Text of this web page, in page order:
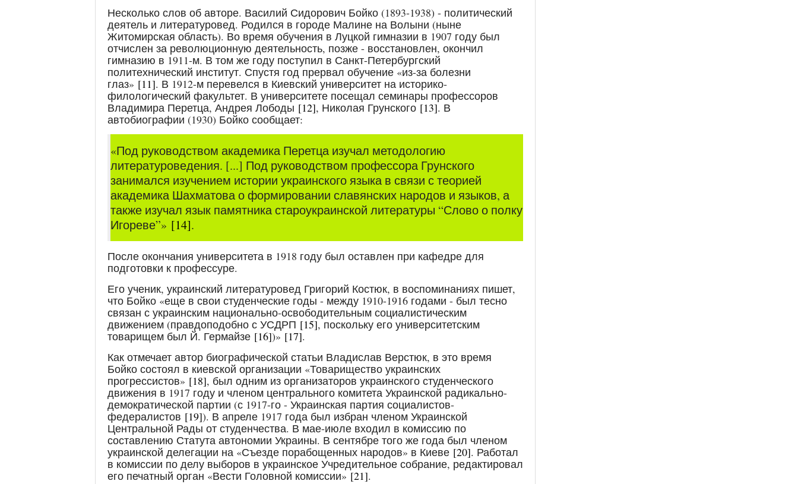
Несколько слов об авторе. Василий Сидорович Бойко (1893-1938) - политический
деятель и литературовед. Родился в городе Малине на Волыни (ныне
Житомирская область). Во время обучения в Луцкой гимназии в 1907 году был
отчислен за революционную деятельность, позже - восстановлен, окончил
гимназию в 1911-м. В том же году поступил в Санкт-Петербургский
политехнический институт. Спустя год прервал обучение «из-за болезни
глаз» [11]. В 1912-м перевелся в Киевский университет на историко-
филологический факультет. В университете посещал семинары профессоров
Владимира Перетца, Андрея Лободы [12], Николая Грунского [13]. В
автобиографии (1930) Бойко сообщает:
«Под руководством академика Перетца изучал методологию
литературоведения. [...] Под руководством профессора Грунского
занимался изучением истории украинского языка в связи с теорией
академика Шахматова о формировании славянских народов и языков, а
также изучал язык памятника староукраинской литературы “Слово о полку
Игореве”» [14].
После окончания университета в 1918 году был оставлен при кафедре для
подготовки к профессуре.
Его ученик, украинский литературовед Григорий Костюк, в воспоминаниях пишет,
что Бойко «еще в свои студенческие годы - между 1910-1916 годами - был тесно
связан с украинским национально-освободительным социалистическим
движением (правдоподобно с УСДРП [15], поскольку его университетским
товарищем был Й. Гермайзе [16])» [17].
Как отмечает автор биографической статьи Владислав Верстюк, в это время
Бойко состоял в киевской организации «Товарищество украинских
прогрессистов» [18], был одним из организаторов украинского студенческого
движения в 1917 году и членом центрального комитета Украинской радикально-
демократической партии (с 1917-го - Украинская партия социалистов-
федералистов [19]). В апреле 1917 года был избран членом Украинской
Центральной Рады от студенчества. В мае-июле входил в комиссию по
составлению Статута автономии Украины. В сентябре того же года был членом
украинской делегации на «Съезде порабощенных народов» в Киеве [20]. Работал
в комиссии по делу выборов в украинское Учредительное собрание, редактировал
его печатный орган «Вести Головной комиссии» [21].